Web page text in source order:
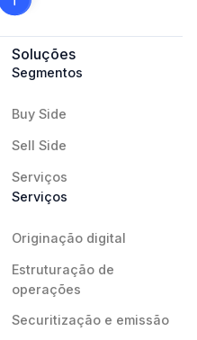
Soluções
Segmentos
Buy Side
Sell Side
Serviços
Serviços
Originação digital
Estruturação de
operações
Securitização e emissão